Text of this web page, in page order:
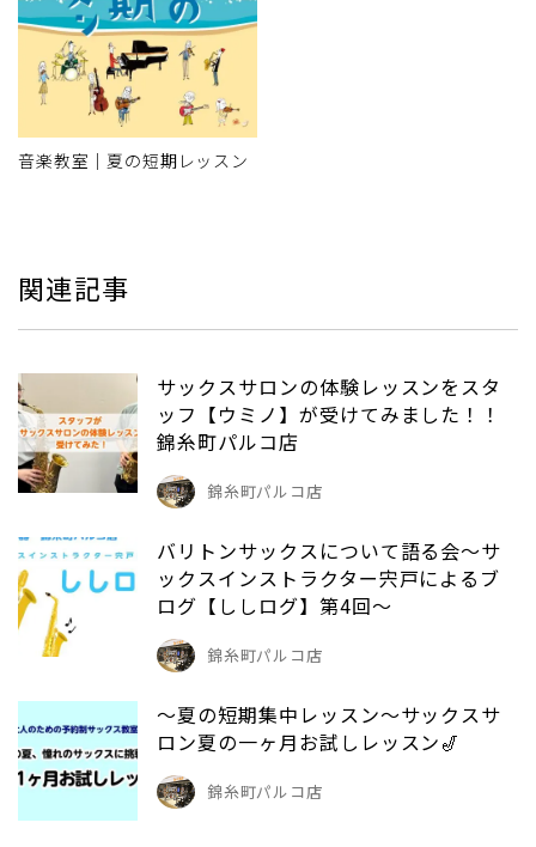
音楽教室｜夏の短期レッスン
関連記事
サックスサロンの体験レッスンをスタ
ッフ【ウミノ】が受けてみました！！
錦糸町パルコ店
錦糸町パルコ店
バリトンサックスについて語る会～サ
ックスインストラクター宍戸によるブ
ログ【ししログ】第4回～
錦糸町パルコ店
～夏の短期集中レッスン～サックスサ
ロン夏の一ヶ月お試しレッスン🎷
錦糸町パルコ店